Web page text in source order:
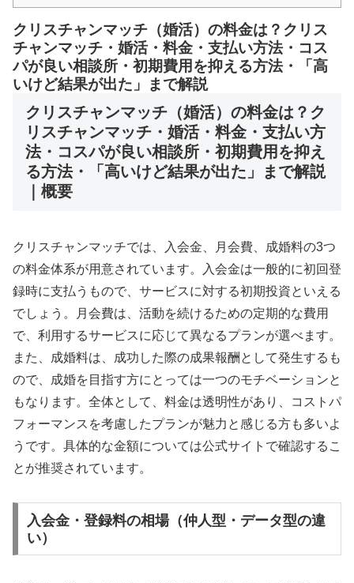
クリスチャンマッチ（婚活）の料金は？クリス
チャンマッチ・婚活・料金・支払い方法・コス
パが良い相談所・初期費用を抑える方法・「高
いけど結果が出た」まで解説
クリスチャンマッチ（婚活）の料金は？ク
リスチャンマッチ・婚活・料金・支払い方
法・コスパが良い相談所・初期費用を抑え
る方法・「高いけど結果が出た」まで解説
｜概要
クリスチャンマッチでは、入会金、月会費、成婚料の3つ
の料金体系が用意されています。入会金は一般的に初回登
録時に支払うもので、サービスに対する初期投資といえる
でしょう。月会費は、活動を続けるための定期的な費用
で、利用するサービスに応じて異なるプランが選べます。
また、成婚料は、成功した際の成果報酬として発生するも
ので、成婚を目指す方にとっては一つのモチベーションと
もなります。全体として、料金は透明性があり、コストパ
フォーマンスを考慮したプランが魅力と感じる方も多いよ
うです。具体的な金額については公式サイトで確認するこ
とが推奨されています。
入会金・登録料の相場（仲人型・データ型の違
い）